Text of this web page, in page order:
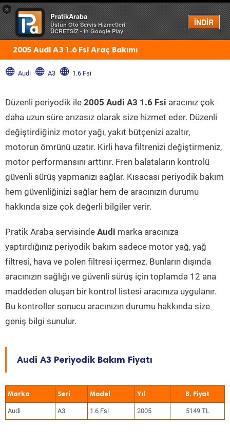
×
PratikAraba
Üstün Oto Servis Hizmetleri
ÜCRETSİZ - In Google Play
İNDİR
Menü
2005 Audi A3 1.6 Fsi Araç Bakımı
Audi A3 1.6 Fsi
Düzenli periyodik ile 2005 Audi A3 1.6 Fsi aracınız çok
daha uzun süre arızasız olarak size hizmet eder. Düzenli
değiştirdiğiniz motor yağı, yakıt bütçenizi azaltır,
motorun ömrünü uzatır. Kirli hava filtrenizi değiştirmeniz,
motor performansını arttırır. Fren balataların kontrolü
güvenli sürüş yapmanızı sağlar. Kısacası periyodik bakım
hem güvenliğinizi sağlar hem de aracınızın durumu
hakkında size çok değerli bilgiler verir.
Pratik Araba servisinde Audi marka aracınıza
yaptırdığınız periyodik bakım sadece motor yağ, yağ
filtresi, hava ve polen filtresi içermez. Bunların dışında
aracınızın sağlığı ve güvenli sürüş için toplamda 12 ana
maddeden oluşan bir kontrol listesi aracınıza uygulanır.
Bu kontroller sonucu aracınızın durumu hakkında size
geniş bilgi sunulur.
Audi A3 Periyodik Bakım Fiyatı
Marka Seri Model Yıl
Audi A3 1.6 Fsi 2005 5149 TL